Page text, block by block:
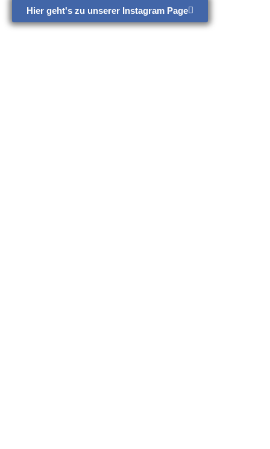
Hier geht's zu unserer Instagram Page